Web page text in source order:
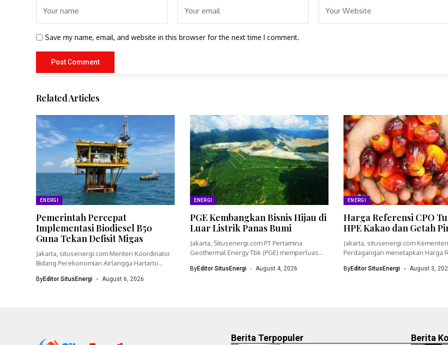
Save my name, email, and website in this browser for the next time I comment.
Related Articles
ENERGI
Pemerintah Percepat
Implementasi Biodiesel B50
Guna Tekan Defisit Migas
Jakarta, situsenergi.com Menteri Koordinator
Bidang Perekonomian Airlangga Hartarto
mempercepat...
ByEditor SitusEnergi August 6, 2026
ENERGI
PGE Kembangkan Bisnis Hijau di
Luar Listrik Panas Bumi
Jakarta, Situsenergi.com PT Pertamina
Geothermal Energy Tbk (PGE) memperluas
ByEditor SitusEnergi August 4, 2026
ENERGI
Harga Referensi CPO
HPE Kakao dan Getah
Jakarta, situsenergi.com
Perdagangan menetapkan Harga
ByEditor SitusEnergi August 3,
Berita Terpopuler Berita